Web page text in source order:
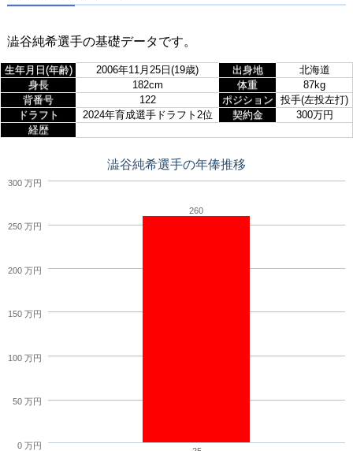
澁谷純希選手の基礎データです。
生年月日(年齢) 2006年11月25日(19歳) 出身地
北海道
身長
182cm 体重
87kg
背番号
122 ポジション
投手(左投左打)
ドラフト
2024年育成選手ドラフト2位 契約金
300万円
経歴
澁谷純希選手の年俸推移
260
0 万円
50 万円
100 万円
150 万円
200 万円
250 万円
300 万円